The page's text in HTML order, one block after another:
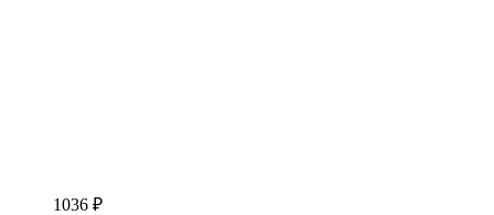
1036 ₽